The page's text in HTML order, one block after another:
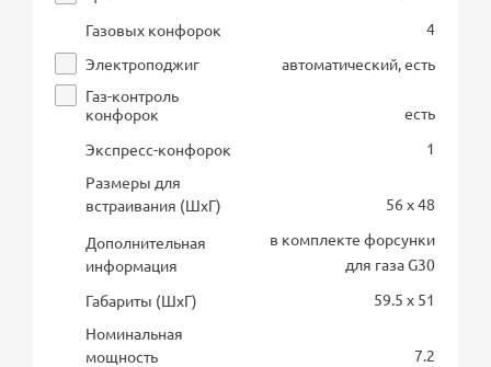
Газовых конфорок
4
Электроподжиг
автоматический, есть
Газ-контроль
конфорок
есть
Экспресс-конфорок
1
Размеры для
встраивания (ШхГ)
56 x 48
Дополнительная
информация
в комплекте форсунки
для газа G30
Габариты (ШхГ)
59.5 x 51
Номинальная
мощность
7.2